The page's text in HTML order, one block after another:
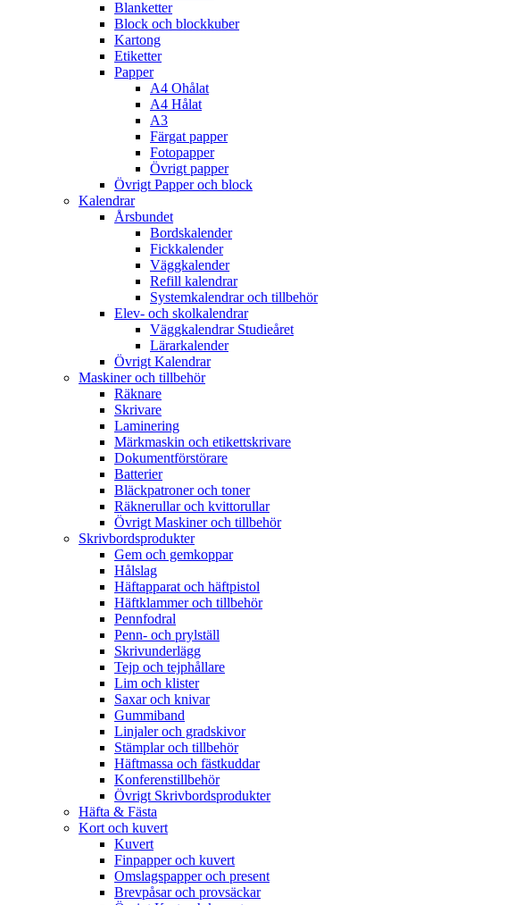
Blanketter
Block och blockkuber
Kartong
Etiketter
Papper
A4 Ohålat
A4 Hålat
A3
Färgat papper
Fotopapper
Övrigt papper
Övrigt Papper och block
Kalendrar
Årsbundet
Bordskalender
Fickkalender
Väggkalender
Refill kalendrar
Systemkalendrar och tillbehör
Elev- och skolkalendrar
Väggkalendrar Studieåret
Lärarkalender
Övrigt Kalendrar
Maskiner och tillbehör
Räknare
Skrivare
Laminering
Märkmaskin och etikettskrivare
Dokumentförstörare
Batterier
Bläckpatroner och toner
Räknerullar och kvittorullar
Övrigt Maskiner och tillbehör
Skrivbordsprodukter
Gem och gemkoppar
Hålslag
Häftapparat och häftpistol
Häftklammer och tillbehör
Pennfodral
Penn- och prylställ
Skrivunderlägg
Tejp och tejphållare
Lim och klister
Saxar och knivar
Gummiband
Linjaler och gradskivor
Stämplar och tillbehör
Häftmassa och fästkuddar
Konferenstillbehör
Övrigt Skrivbordsprodukter
Häfta & Fästa
Kort och kuvert
Kuvert
Finpapper och kuvert
Omslagspapper och present
Brevpåsar och provsäckar